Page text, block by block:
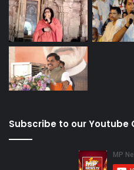
Subscribe to our Youtube